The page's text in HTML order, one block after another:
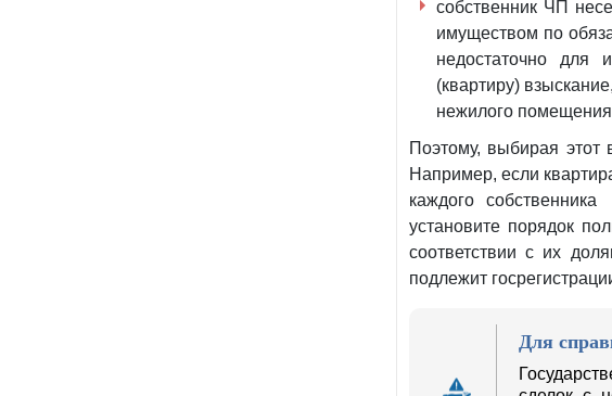
собственник ЧП
имуществом по
недостаточно для
(квартиру)
нежилого помещения
Поэтому, выбирая этот
Например, если
каждого собственника
установите порядок
соответствии с их
подлежит
Для